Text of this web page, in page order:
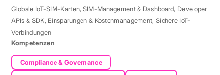
Globale IoT-SIM-Karten, SIM-Management & Dashboard, Developer
APIs & SDK, Einsparungen & Kostenmanagement, Sichere IoT-
Verbindungen
Kompetenzen
Compliance & Governance